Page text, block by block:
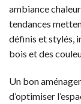
ambiance
tendances
définis et stylés,
bois et des
Un bon
d’optimiser